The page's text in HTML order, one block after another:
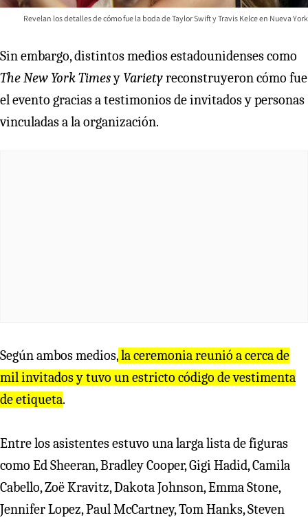
Revelan los detalles de cómo fue la boda de Taylor Swift y Travis Kelce en Nueva York
Sin embargo, distintos medios estadounidenses como
The New York Timesy Varietyreconstruyeron cómo fue
el evento gracias a testimonios de invitados y personas
vinculadas a la organización.
Según ambos medios,la ceremonia reunió a cerca de
mil invitados y tuvo un estricto código de vestimenta
de etiqueta.
Entre los asistentes estuvo una larga lista de figuras
como Ed Sheeran, Bradley Cooper, Gigi Hadid, Camila
Cabello, Zoë Kravitz, Dakota Johnson, Emma Stone,
Jennifer Lopez, Paul McCartney, Tom Hanks, Steven